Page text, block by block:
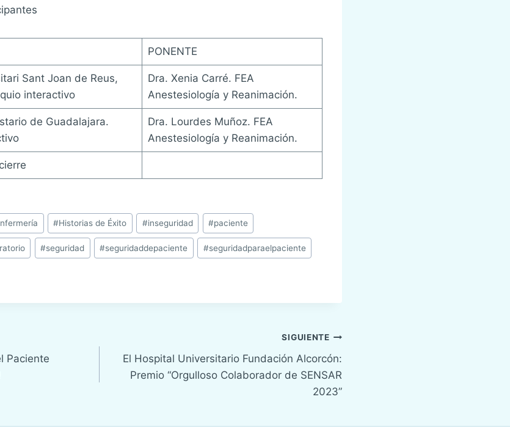
PONENTE
Sant Joan de Reus,
interactivo
Dra. Xenia Carré. FEA
Anestesiología y Reanimación.
de Guadalajara.
Dra. Lourdes Muñoz. FEA
Anestesiología y Reanimación.
#Historias de Éxito #inseguridad #paciente
#seguridad #seguridaddepaciente #seguridadparaelpaciente
Paciente
SIGUIENTE
El Hospital Universitario Fundación Alcorcón:
Premio “Orgulloso Colaborador de SENSAR
2023”